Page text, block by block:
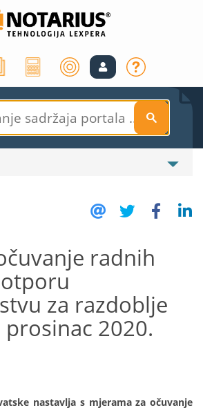
S
radnih
za razdoblje
2020.
nastavlja s mjerama za očuvanje